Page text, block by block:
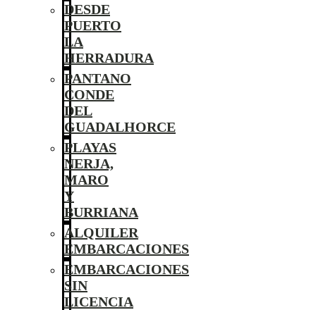
DESDE
PUERTO
LA
HERRADURA
PANTANO
CONDE
DEL
GUADALHORCE
PLAYAS
NERJA,
MARO
Y
BURRIANA
ALQUILER
EMBARCACIONES
EMBARCACIONES
SIN
LICENCIA